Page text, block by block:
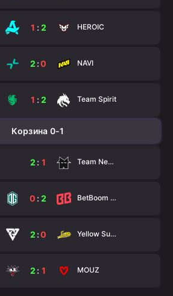
1 :2 HEROIC
2 :0 NAVI
1 :2 Team Spirit
Корзина 0-1
2 : 1 Team Nemesis
0 :2 BetBoom Team
2 :0 Yellow Submarine
2 : 1 MOUZ